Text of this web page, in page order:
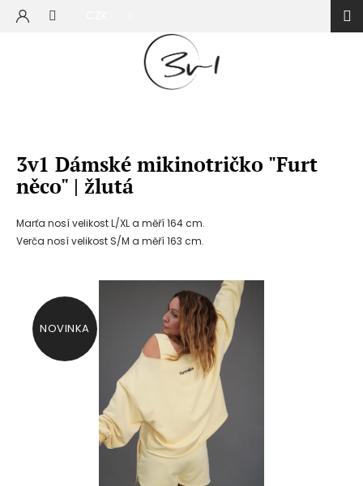
Přejít
3v1 Dámské mikinotričko "Furt
něco" | žlutá
Marťa nosí velikost L/XL a měří 164 cm.
Verča nosí velikost S/M a měří 163 cm.
NOVINKA